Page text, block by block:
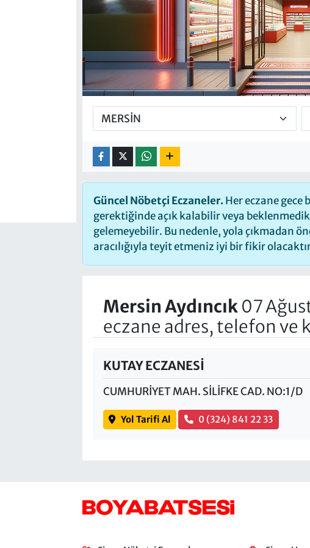
Güncel Nöbetçi Eczaneler.Her eczane gece
gerektiğinde açık kalabilir veya
gelemeyebilir. Bu nedenle, yola çıkmadan
aracılığıyla teyit etmeniz iyi bir fikir
Mersin Aydıncık07
eczane adres, telefon ve
KUTAY ECZANESİ
CUMHURİYET MAH. SİLİFKE CAD. NO:1/D
Yol Tarifi Al 0 (324) 841 22 33